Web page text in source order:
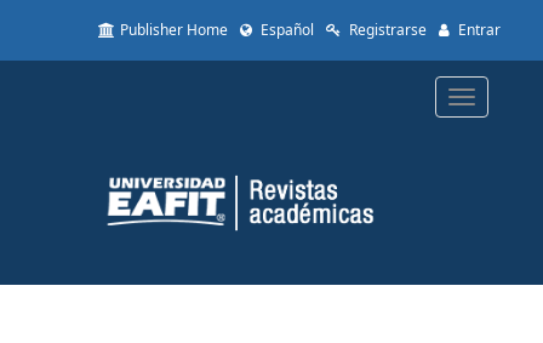
to
Content
Sidebar
Publisher Home Español Registrarse Entrar
Toggle